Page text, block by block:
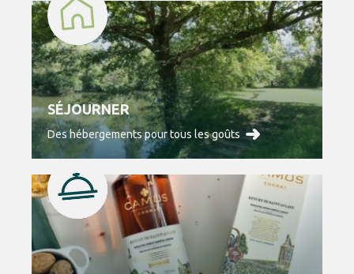
SÉJOURNER
Des hébergements pour tous les goûts